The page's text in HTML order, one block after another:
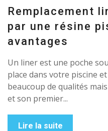
Remplacement
par une résine
avantages
Un liner est une poche
place dans votre piscine
beaucoup de qualités
et son premier...
Lire la suite